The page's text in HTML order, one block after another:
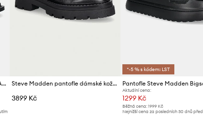
Semišové pantofle Steve Madden Arch-F Steve Madden pantofle dámské kožené Karina
3899 Kč
*-5 % s kódem: LST
Aktuální cena:
1299 Kč
Běžná cena: 1999 Kč
Nejnižší cena za posledních 30 dnů